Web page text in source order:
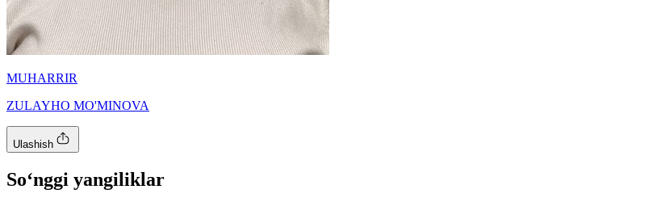
MUHARRIR
ZULAYHO MO'MINOVA
Ulashish
So‘nggi yangiliklar